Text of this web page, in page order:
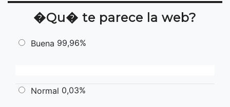
�Qu� te parece la web?
Buena 99,96%
Normal 0,03%